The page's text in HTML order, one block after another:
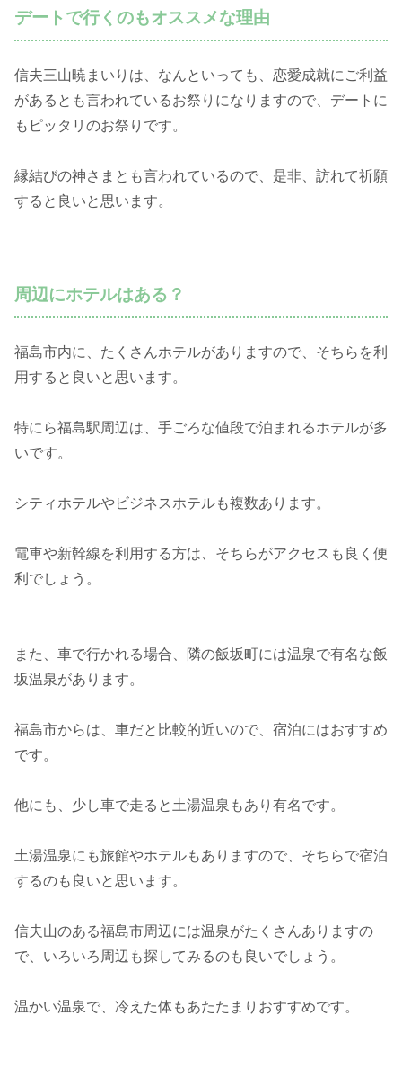
デートで行くのもオススメな理由
信夫三山暁まいりは、なんといっても、恋愛成就にご利益
があるとも言われているお祭りになりますので、デートに
もピッタリのお祭りです。
縁結びの神さまとも言われているので、是非、訪れて祈願
すると良いと思います。
周辺にホテルはある？
福島市内に、たくさんホテルがありますので、そちらを利
用すると良いと思います。
特にら福島駅周辺は、手ごろな値段で泊まれるホテルが多
いです。
シティホテルやビジネスホテルも複数あります。
電車や新幹線を利用する方は、そちらがアクセスも良く便
利でしょう。
また、車で行かれる場合、隣の飯坂町には温泉で有名な飯
坂温泉があります。
福島市からは、車だと比較的近いので、宿泊にはおすすめ
です。
他にも、少し車で走ると土湯温泉もあり有名です。
土湯温泉にも旅館やホテルもありますので、そちらで宿泊
するのも良いと思います。
信夫山のある福島市周辺には温泉がたくさんありますの
で、いろいろ周辺も探してみるのも良いでしょう。
温かい温泉で、冷えた体もあたたまりおすすめです。